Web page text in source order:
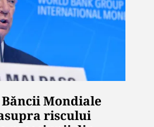
Mondiale
riscului